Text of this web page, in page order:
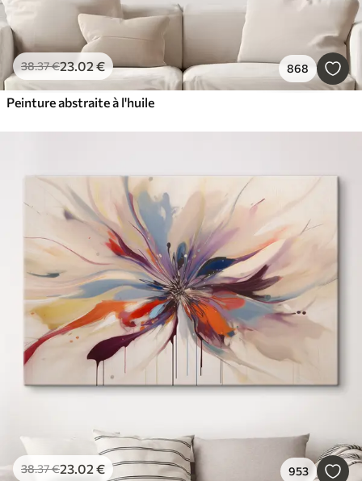
38.37€23.02 € 868
Peinture abstraite à l'huile
38.37€23.02 € 953